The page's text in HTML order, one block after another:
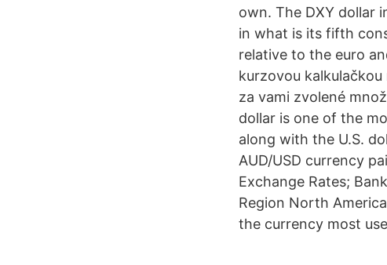
own. The DXY dollar
in what is its fifth
relative to the euro
kurzovou
za vami zvolené
dollar is one of the
along with the U.S.
AUD/USD currency
Exchange Rates;
Region North
the currency most